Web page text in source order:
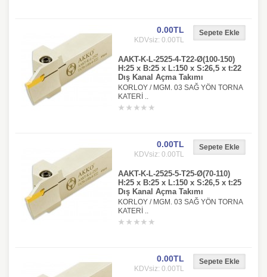
0.00TL
KDVsiz: 0.00TL
AAKT-K-L-2525-4-T22-Ø(100-150)
H:25 x B:25 x L:150 x S:26,5 x t:22
Dış Kanal Açma Takımı
KORLOY / MGM. 03 SAĞ YÖN TORNA
KATERİ ..
0.00TL
KDVsiz: 0.00TL
AAKT-K-L-2525-5-T25-Ø(70-110)
H:25 x B:25 x L:150 x S:26,5 x t:25
Dış Kanal Açma Takımı
KORLOY / MGM. 03 SAĞ YÖN TORNA
KATERİ ..
0.00TL
KDVsiz: 0.00TL